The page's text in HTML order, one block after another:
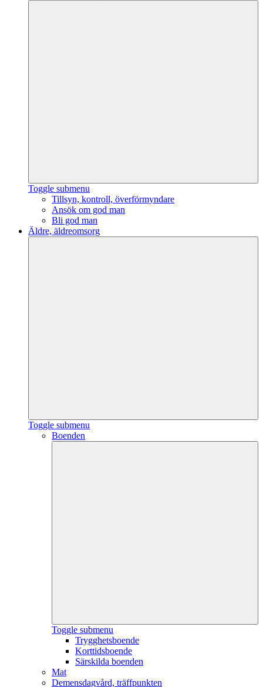
Toggle submenu
Tillsyn, kontroll, överförmyndare
Ansök om god man
Bli god man
Äldre, äldreomsorg
Toggle submenu
Boenden
Toggle submenu
Trygghetsboende
Korttidsboende
Särskilda boenden
Mat
Demensdagvård, träffpunkten